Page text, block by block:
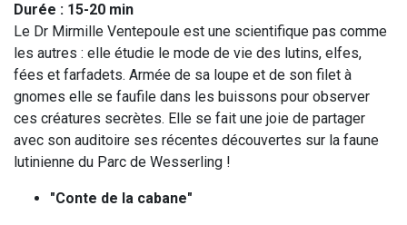
Durée : 15-20 min
Le Dr Mirmille Ventepoule est une scientifique pas comme
les autres : elle étudie le mode de vie des lutins, elfes,
fées et farfadets. Armée de sa loupe et de son filet à
gnomes elle se faufile dans les buissons pour observer
ces créatures secrètes. Elle se fait une joie de partager
avec son auditoire ses récentes découvertes sur la faune
lutinienne du Parc de Wesserling !
"Conte de la cabane"